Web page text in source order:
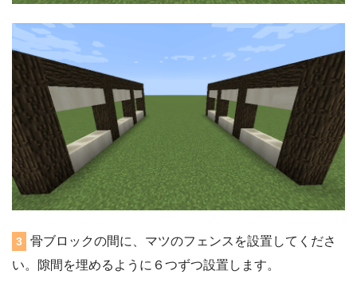
3
骨ブロックの間に、マツのフェンスを設置してくださ
い。隙間を埋めるように６つずつ設置します。